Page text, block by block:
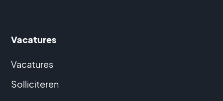
Vacatures
Vacatures
Solliciteren